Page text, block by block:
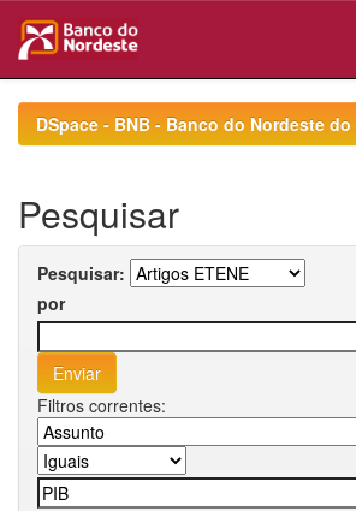
navigationDSpace - BNB - Banco do Nordeste
Pesquisar
Pesquisar:
por
Filtros correntes: